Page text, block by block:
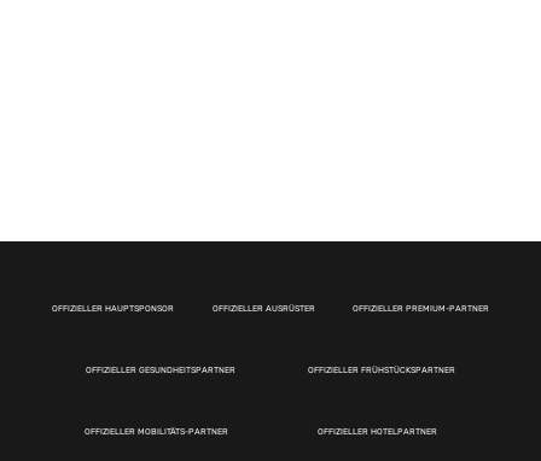
OFFIZIELLER HAUPTSPONSOR OFFIZIELLER AUSRÜSTER OFFIZIELLER PREMIUM-PARTNER
OFFIZIELLER GESUNDHEITSPARTNER OFFIZIELLER FRÜHSTÜCKSPARTNER
OFFIZIELLER MOBILITÄTS-PARTNER OFFIZIELLER HOTELPARTNER